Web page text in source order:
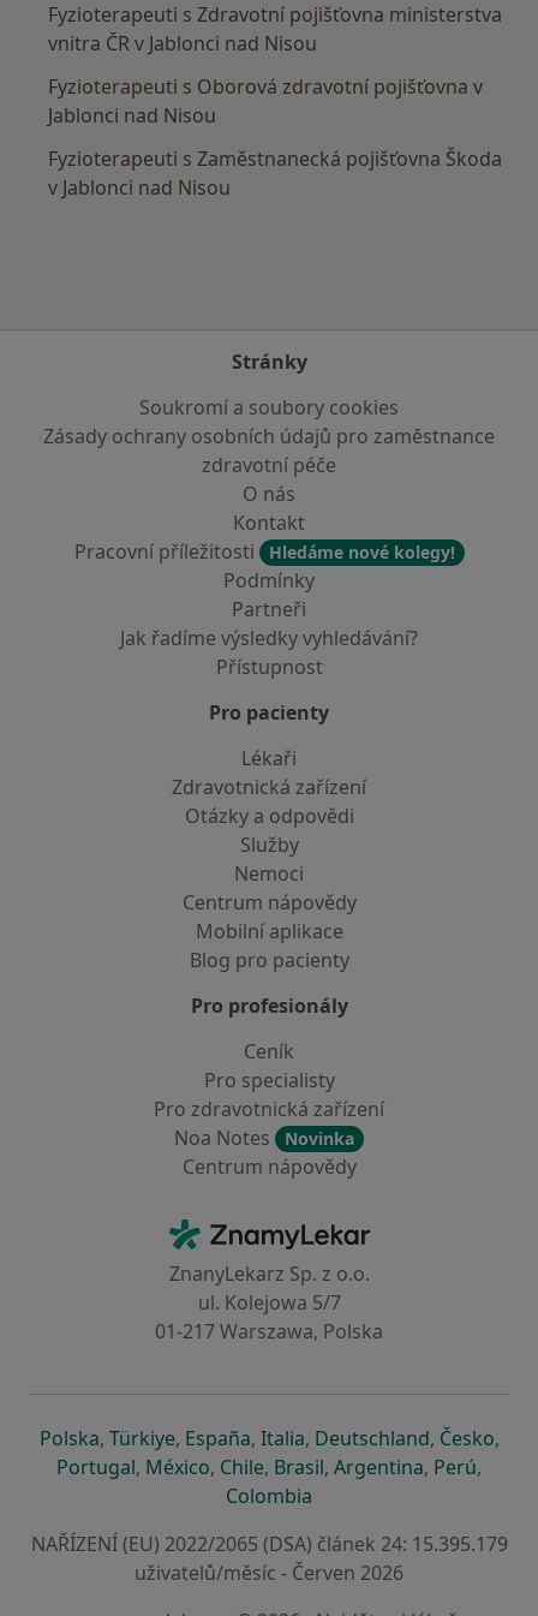
Fyzioterapeuti s Zdravotní pojišťovna ministerstva
vnitra ČR v Jablonci nad Nisou
Fyzioterapeuti s Oborová zdravotní pojišťovna v
Jablonci nad Nisou
Fyzioterapeuti s Zaměstnanecká pojišťovna Škoda
v Jablonci nad Nisou
Stránky
Soukromí a soubory cookies
Zásady ochrany osobních údajů pro zaměstnance
zdravotní péče
O nás
Kontakt
Pracovní příležitosti
Hledáme nové kolegy!
Podmínky
Partneři
Jak řadíme výsledky vyhledávání?
Přístupnost
Pro pacienty
Lékaři
Zdravotnická zařízení
Otázky a odpovědi
Služby
Nemoci
Centrum nápovědy
Mobilní aplikace
Blog pro pacienty
Pro profesionály
Ceník
Pro specialisty
Pro zdravotnická zařízení
Noa Notes
Novinka
Centrum nápovědy
ZnamyLekar - Hlavní stránka
ZnanyLekarz Sp. z o.o.
ul. Kolejowa 5/7
01-217 Warszawa, Polska
Polskase otevře v nové záložce
, Türkiyese otevře v nové záložce
, Españase otevře v nové záložce
, Italiase otevře v nové záložce
, Deutschlandse otevře v
, Českose
,
Portugalse otevře v nové záložce
, Méxicose otevře v nové záložce
, Chilese otevře v nové záložce
, Brasilse otevře v nové
, Argentinase otevře v
, Perúse
,
Colombia
NAŘÍZENÍ (EU) 2022/2065 (DSA) článek 24: 15.395.179
uživatelů/měsíc - Červen 2026